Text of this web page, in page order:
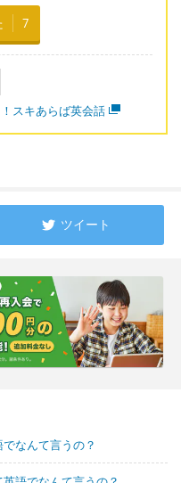
7
スキあらば英会話
ツイート
なんて言うの？